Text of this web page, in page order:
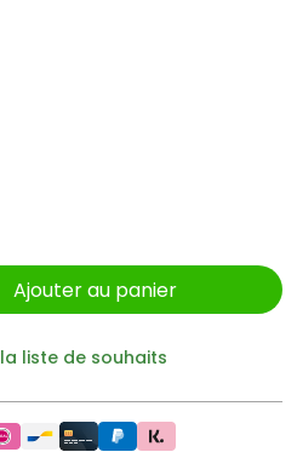
Ajouter au panier
liste de souhaits